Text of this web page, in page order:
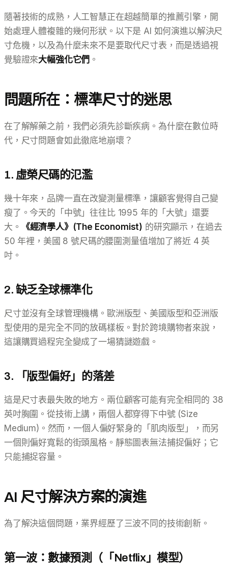
隨著技術的成熟，人工智慧正在超越簡單的推薦引擎，開
始處理人體複雜的幾何形狀。以下是 AI 如何演進以解決尺
寸危機，以及為什麼未來不是要取代尺寸表，而是透過視
覺驗證來大幅強化它們 。
問題所在：標準尺寸的迷思
在了解解藥之前，我們必須先診斷疾病。為什麼在數位時
代，尺寸問題會如此徹底地崩壞？
1. 虛榮尺碼的氾濫
幾十年來，品牌一直在改變測量標準，讓顧客覺得自己變
瘦了。今天的「中號」往往比 1995 年的「大號」還要
大。
《經濟學人》(The Economist) 的研究顯示，在過去
50 年裡，美國 8 號尺碼的腰圍測量值增加了將近 4 英
吋。
2. 缺乏全球標準化
尺寸並沒有全球管理機構。歐洲版型、美國版型和亞洲版
型使用的是完全不同的放碼樣板。對於跨境購物者來說，
這讓購買過程完全變成了一場猜謎遊戲。
3. 「版型偏好」的落差
這是尺寸表最失敗的地方。兩位顧客可能有完全相同的 38
英吋胸圍。從技術上講，兩個人都穿得下中號 (Size
Medium)。然而，一個人偏好緊身的「肌肉版型」，而另
一個則偏好寬鬆的街頭風格。靜態圖表無法捕捉偏好；它
只能捕捉容量。
AI 尺寸解決方案的演進
為了解決這個問題，業界經歷了三波不同的技術創新。
第一波：數據預測（「Netflix」模型）